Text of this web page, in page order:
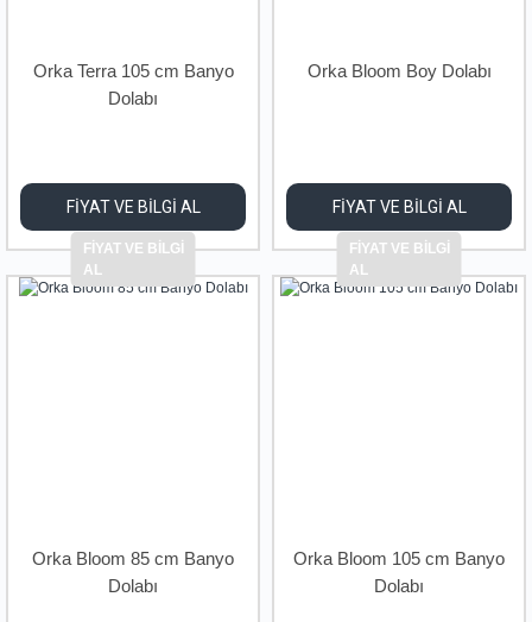
Orka Terra 105 cm Banyo
Dolabı
FİYAT VE BİLGİ AL
FİYAT VE BİLGİ
AL
Orka Bloom Boy Dolabı
FİYAT VE BİLGİ AL
FİYAT VE BİLGİ
AL
Orka Bloom 85 cm Banyo
Dolabı
Orka Bloom 105 cm Banyo
Dolabı